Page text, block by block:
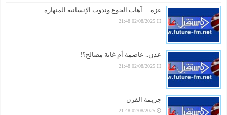
غزة… آهات الجوع وندوب الإنسانية المنهارة
02/08/2025 21:48
عدن.. عاصمة أم غابة مصالح؟!
02/08/2025 21:48
جريمة القرن
02/08/2025 21:48